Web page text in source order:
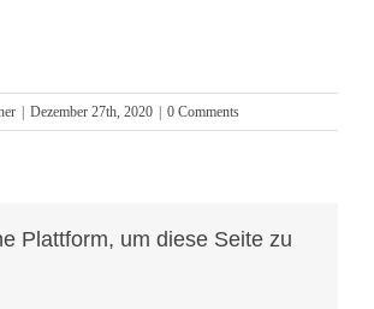
Dezember 27th, 2020 0 Comments
Plattform, um diese Seite zu